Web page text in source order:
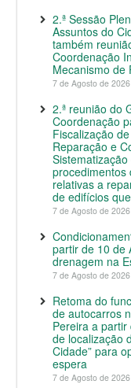
2.ª Sessão
Assuntos do
também
Coordenação
Mecanismo de
7 de Agosto de
2.ª reunião do
Coordenação
Fiscalização
Reparação e
procedimentos
relativas a
de edifícios
7 de Agosto de
partir de 10 de
drenagem na
7 de Agosto de
Retoma do
de autocarros
Pereira a
de localização
Cidade” para
espera
7 de Agosto de